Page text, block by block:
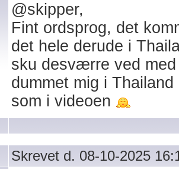
@skipper,
Fint ordsprog, det
det hele derude i
sku desværre ved
dummet mig i
som i videoen
Skrevet d. 08-10-2025